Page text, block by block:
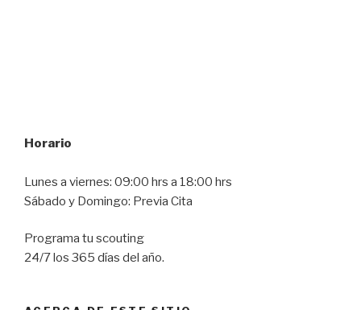
Horario
Lunes a viernes: 09:00 hrs a 18:00 hrs
Sábado y Domingo: Previa Cita
Programa tu scouting
24/7 los 365 días del año.